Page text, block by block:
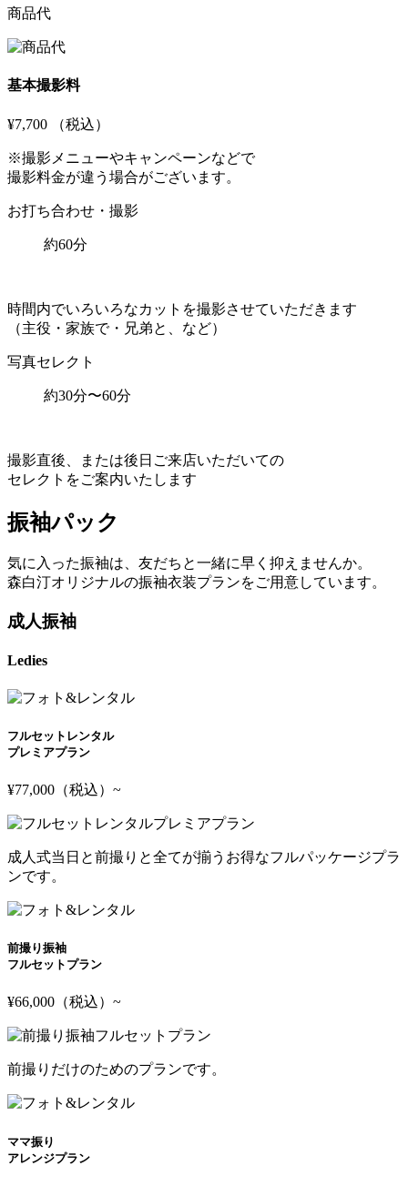
商品代
基本撮影料
¥7,700 （税込）
※撮影メニューやキャンペーンなどで
撮影料金が違う場合がございます。
お打ち合わせ・撮影
約60分
時間内でいろいろなカットを撮影させていただきます
（主役・家族で・兄弟と、など）
写真セレクト
約30分〜60分
撮影直後、または後日ご来店いただいての
セレクトをご案内いたします
振袖パック
気に入った振袖は、友だちと一緒に早く抑えませんか。
森白汀オリジナルの振袖衣装プランをご用意しています。
成人振袖
Ledies
フルセットレンタル
プレミアプラン
¥77,000 （税込） ~
成人式当日と前撮りと全てが揃うお得なフルパッケージプラ
ンです。
前撮り振袖
フルセットプラン
¥66,000 （税込） ~
前撮りだけのためのプランです。
ママ振り
アレンジプラン